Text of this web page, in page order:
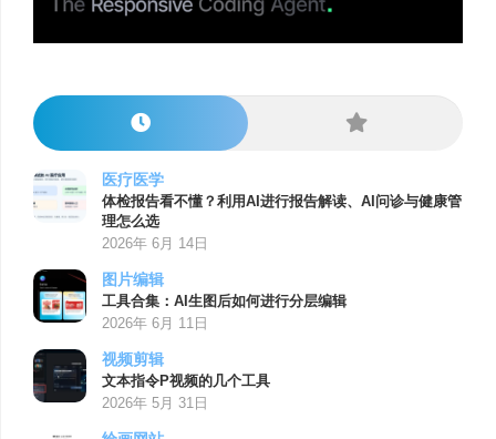
医疗医学
体检报告看不懂？利用AI进行报告解读、AI问诊与健康管
理怎么选
2026年 6月 14日
图片编辑
工具合集：AI生图后如何进行分层编辑
2026年 6月 11日
视频剪辑
文本指令P视频的几个工具
2026年 5月 31日